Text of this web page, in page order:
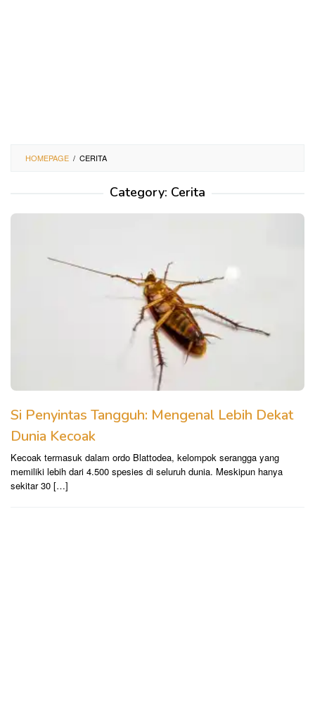
HOMEPAGE / CERITA
Category: Cerita
Si Penyintas Tangguh: Mengenal Lebih Dekat
Dunia Kecoak
Kecoak termasuk dalam ordo Blattodea, kelompok serangga yang
memiliki lebih dari 4.500 spesies di seluruh dunia. Meskipun hanya
sekitar 30 […]